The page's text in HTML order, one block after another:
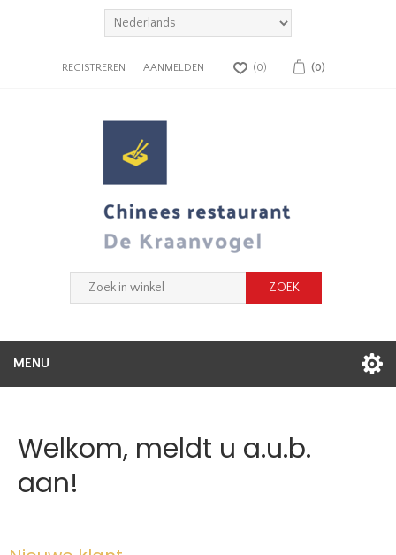
REGISTREREN AANMELDEN (0) (0)
MENU
Welkom, meldt u a.u.b.
aan!